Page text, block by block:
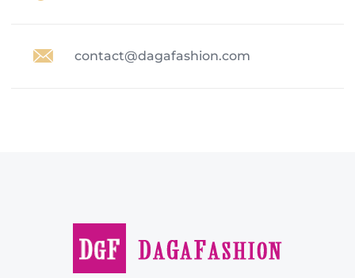
contact@dagafashion.com